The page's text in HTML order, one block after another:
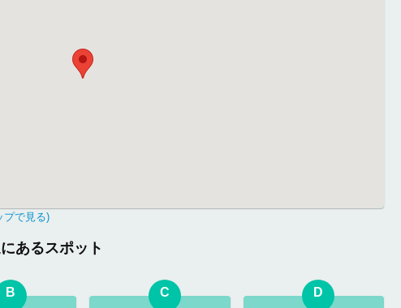
プで見る)
あるスポット
B C D